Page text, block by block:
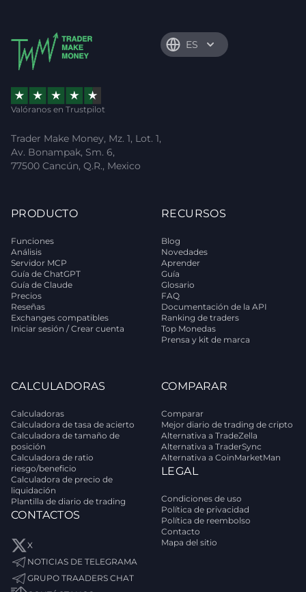
ES
Valóranos en Trustpilot
Trader Make Money, Mz. 1, Lot. 1,
Av. Bonampak, Sm. 6,
77500 Cancún, Q.R., Mexico
PRODUCTO
Funciones
Análisis
Servidor MCP
Guía de ChatGPT
Guía de Claude
Precios
Reseñas
Exchanges compatibles
Iniciar sesión / Crear cuenta
RECURSOS
Blog
Novedades
Aprender
Guía
Glosario
FAQ
Documentación de la API
Ranking de traders
Top Monedas
Prensa y kit de marca
CALCULADORAS
Calculadoras
Calculadora de tasa de acierto
Calculadora de tamaño de
posición
Calculadora de ratio
riesgo/beneficio
Calculadora de precio de
liquidación
Plantilla de diario de trading
CONTACTOS
X
NOTICIAS DE TELEGRAMA
GRUPO TRAADERS CHAT
COMPARAR
Comparar
Mejor diario de trading de cripto
Alternativa a TradeZella
Alternativa a TraderSync
Alternativa a CoinMarketMan
LEGAL
Condiciones de uso
Política de privacidad
Política de reembolso
Contacto
Mapa del sitio